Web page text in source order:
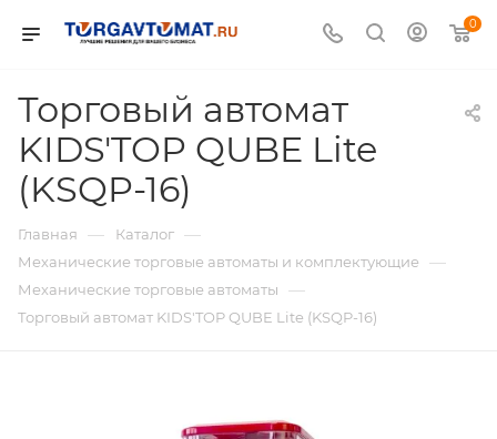
0
Торговый автомат
KIDS'TOP QUBE Lite
(KSQP-16)
Главная — Каталог —
Механические торговые автоматы и комплектующие —
Механические торговые автоматы —
Торговый автомат KIDS'TOP QUBE Lite (KSQP-16)